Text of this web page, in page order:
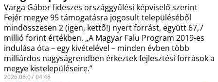
Varga Gábor fideszes országgyűlési képviselő szerint
Fejér megye 95 támogatásra jogosult településéből
mindösszesen 2 (igen, kettő!) nyert forrást, együtt 67,7
millió forint értékben. „A Magyar Falu Program 2019-es
indulása óta – egy kivételével – minden évben több
milliárdos nagyságrendben érkeztek fejlesztési források a
megye kistelepüléseire.”
2026.08.07 04:48